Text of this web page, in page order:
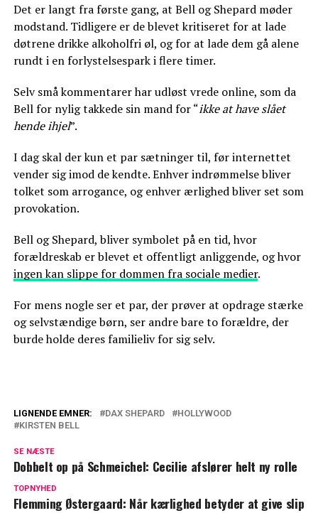
Det er langt fra første gang, at Bell og Shepard møder
modstand. Tidligere er de blevet kritiseret for at lade
døtrene drikke alkoholfri øl, og for at lade dem gå alene
rundt i en forlystelsespark i flere timer.
Selv små kommentarer har udløst vrede online, som da
Bell for nylig takkede sin mand for “ikke at have slået
hende ihjel”.
I dag skal der kun et par sætninger til, før internettet
vender sig imod de kendte. Enhver indrømmelse bliver
tolket som arrogance, og enhver ærlighed bliver set som
provokation.
Bell og Shepard, bliver symbolet på en tid, hvor
forældreskab er blevet et offentligt anliggende, og hvor
ingen kan slippe for dommen fra sociale medier.
For mens nogle ser et par, der prøver at opdrage stærke
og selvstændige børn, ser andre bare to forældre, der
burde holde deres familieliv for sig selv.
John Ashton er død
Skuespilleren John Amos er død
LIGNENDE EMNER: DAX SHEPARD
HOLLYWOOD
KIRSTEN BELL
SE NÆSTE
Dobbelt op på Schmeichel: Cecilie afslører helt ny rolle
TOPNYHED
Flemming Østergaard: Når kærlighed betyder at give slip